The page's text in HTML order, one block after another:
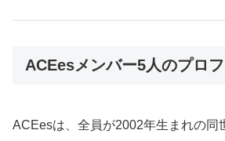
ACEesメンバー5人のプロ
ACEesは、全員が2002年生まれの同